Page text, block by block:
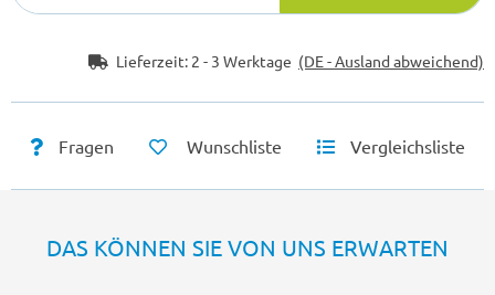
Lieferzeit: 2 - 3 Werktage (DE - Ausland abweichend)
Fragen Wunschliste Vergleichsliste
DAS KÖNNEN SIE VON UNS ERWARTEN